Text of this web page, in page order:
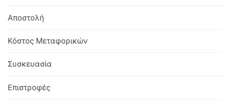
Αποστολή
Κόστος Μεταφορικών
Συσκευασία
Επιστροφές